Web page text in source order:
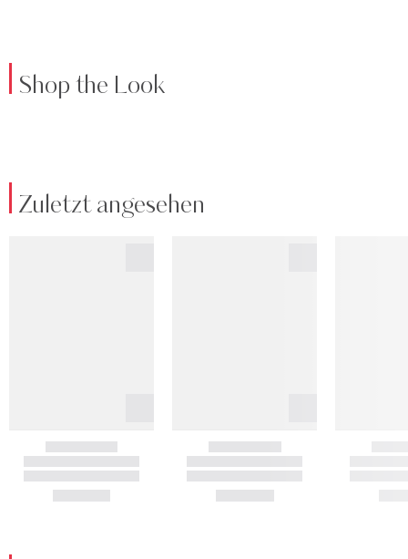
Shop the Look
Zuletzt angesehen